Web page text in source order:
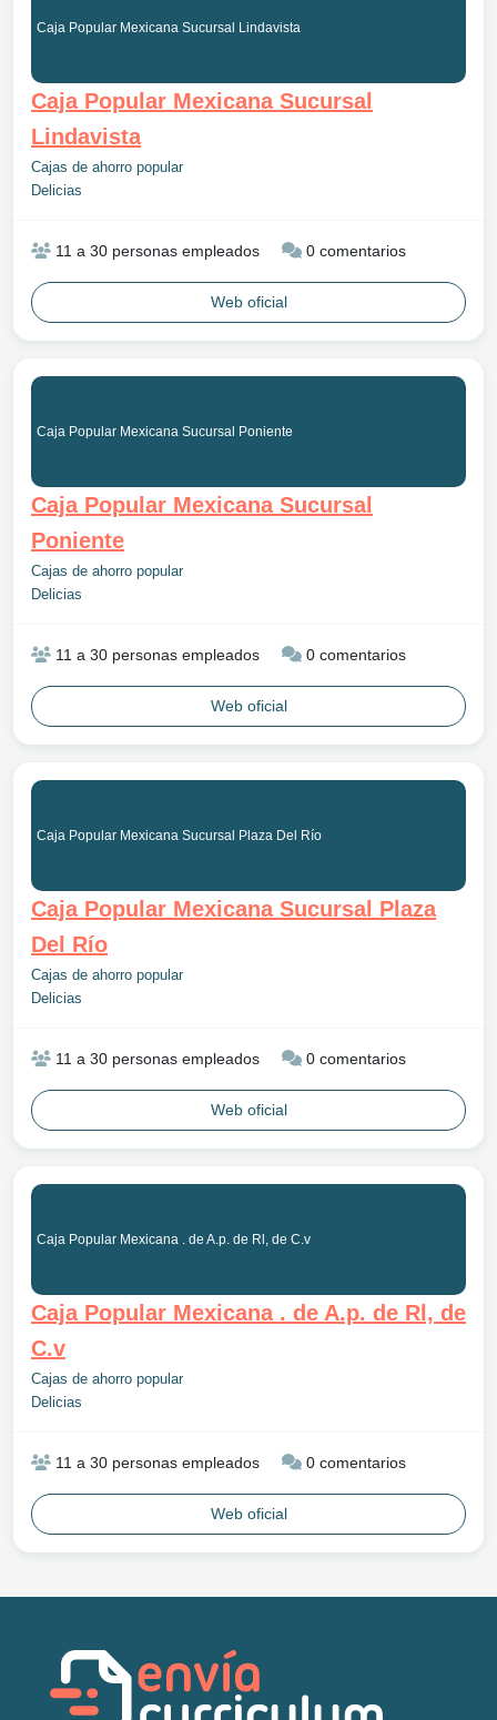
Caja Popular Mexicana Sucursal Lindavista
Caja Popular Mexicana Sucursal
Lindavista
Cajas de ahorro popular
Delicias
11 a 30 personas empleados 0 comentarios
Web oficial
Caja Popular Mexicana Sucursal Poniente
Caja Popular Mexicana Sucursal
Poniente
Cajas de ahorro popular
Delicias
11 a 30 personas empleados 0 comentarios
Web oficial
Caja Popular Mexicana Sucursal Plaza Del Río
Caja Popular Mexicana Sucursal Plaza
Del Río
Cajas de ahorro popular
Delicias
11 a 30 personas empleados 0 comentarios
Web oficial
Caja Popular Mexicana . de A.p. de Rl, de C.v
Caja Popular Mexicana . de A.p. de Rl, de
C.v
Cajas de ahorro popular
Delicias
11 a 30 personas empleados 0 comentarios
Web oficial